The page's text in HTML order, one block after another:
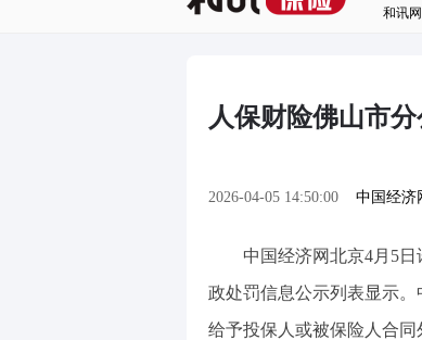
和讯网
人保财险佛山市
2026-04-05 14:50:00 中国经济
中国经济网北京4月5
政处罚信息公示列表显示
给予投保人或被保险人合同